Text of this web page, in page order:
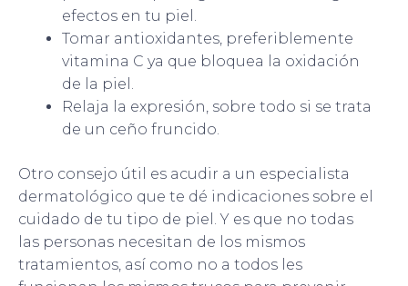
efectos en tu piel.
Tomar antioxidantes, preferiblemente
vitamina C ya que bloquea la oxidación
de la piel.
Relaja la expresión, sobre todo si se trata
de un ceño fruncido.
Otro consejo útil es acudir a un especialista
dermatológico que te dé indicaciones sobre el
cuidado de tu tipo de piel. Y es que no todas
las personas necesitan de los mismos
tratamientos, así como no a todos les